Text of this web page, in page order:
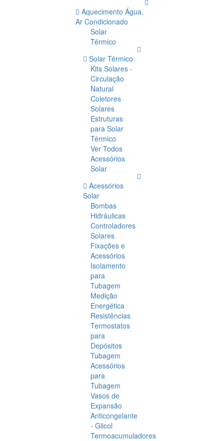
Aquecimento Água,
Ar Condicionado
Solar
Térmico
Solar Térmico
Kits Solares -
Circulação
Natural
Coletores
Solares
Estruturas
para Solar
Térmico
Ver Todos
Acessórios
Solar
Acessórios
Solar
Bombas
Hidráulicas
Controladores
Solares
Fixações e
Acessórios
Isolamento
para
Tubagem
Medição
Energética
Resistências
Termostatos
para
Depósitos
Tubagem
Acessórios
para
Tubagem
Vasos de
Expansão
Anticongelante
- Glicol
Termoacumuladores